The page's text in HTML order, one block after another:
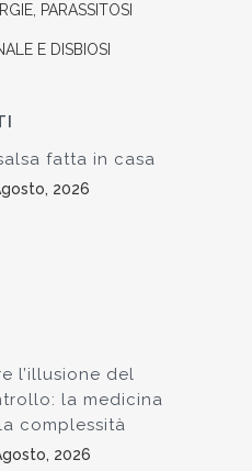
PARASSITOSI
E DISBIOSI
fatta in casa
2026
l’illusione del
la medicina
complessità
2026